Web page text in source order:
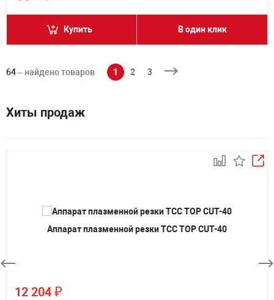
Купить В один клик
64– найдено товаров 1 2 3
Хиты продаж
Аппарат плазменной резки ТСС TOP CUT-40
12 204 ₽